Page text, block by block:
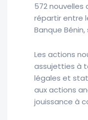
572 nouvelles
répartir entre
Banque
Les actions
assujetties à
légales et
aux actions
jouissance à